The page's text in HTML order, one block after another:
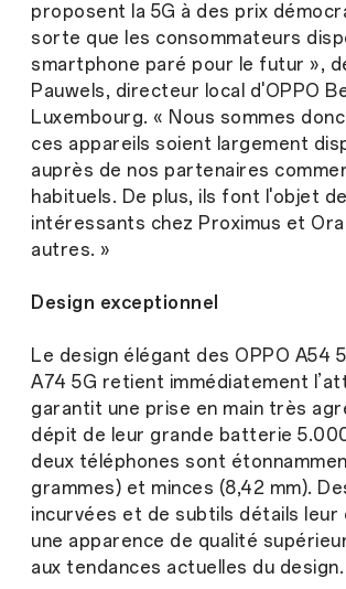
proposent la 5G à des prix
sorte que les consommateurs
smartphone paré pour le futur »,
Pauwels, directeur local d'OPPO
Luxembourg. « Nous sommes
ces appareils soient largement
auprès de nos partenaires
habituels. De plus, ils font l'objet
intéressants chez Proximus et
autres. »
Design exceptionnel
Le design élégant des OPPO A54
A74 5G retient immédiatement
garantit une prise en main très
dépit de leur grande batterie
deux téléphones sont
grammes) et minces (8,42 mm).
incurvées et de subtils détails
une apparence de qualité
aux tendances actuelles du design.